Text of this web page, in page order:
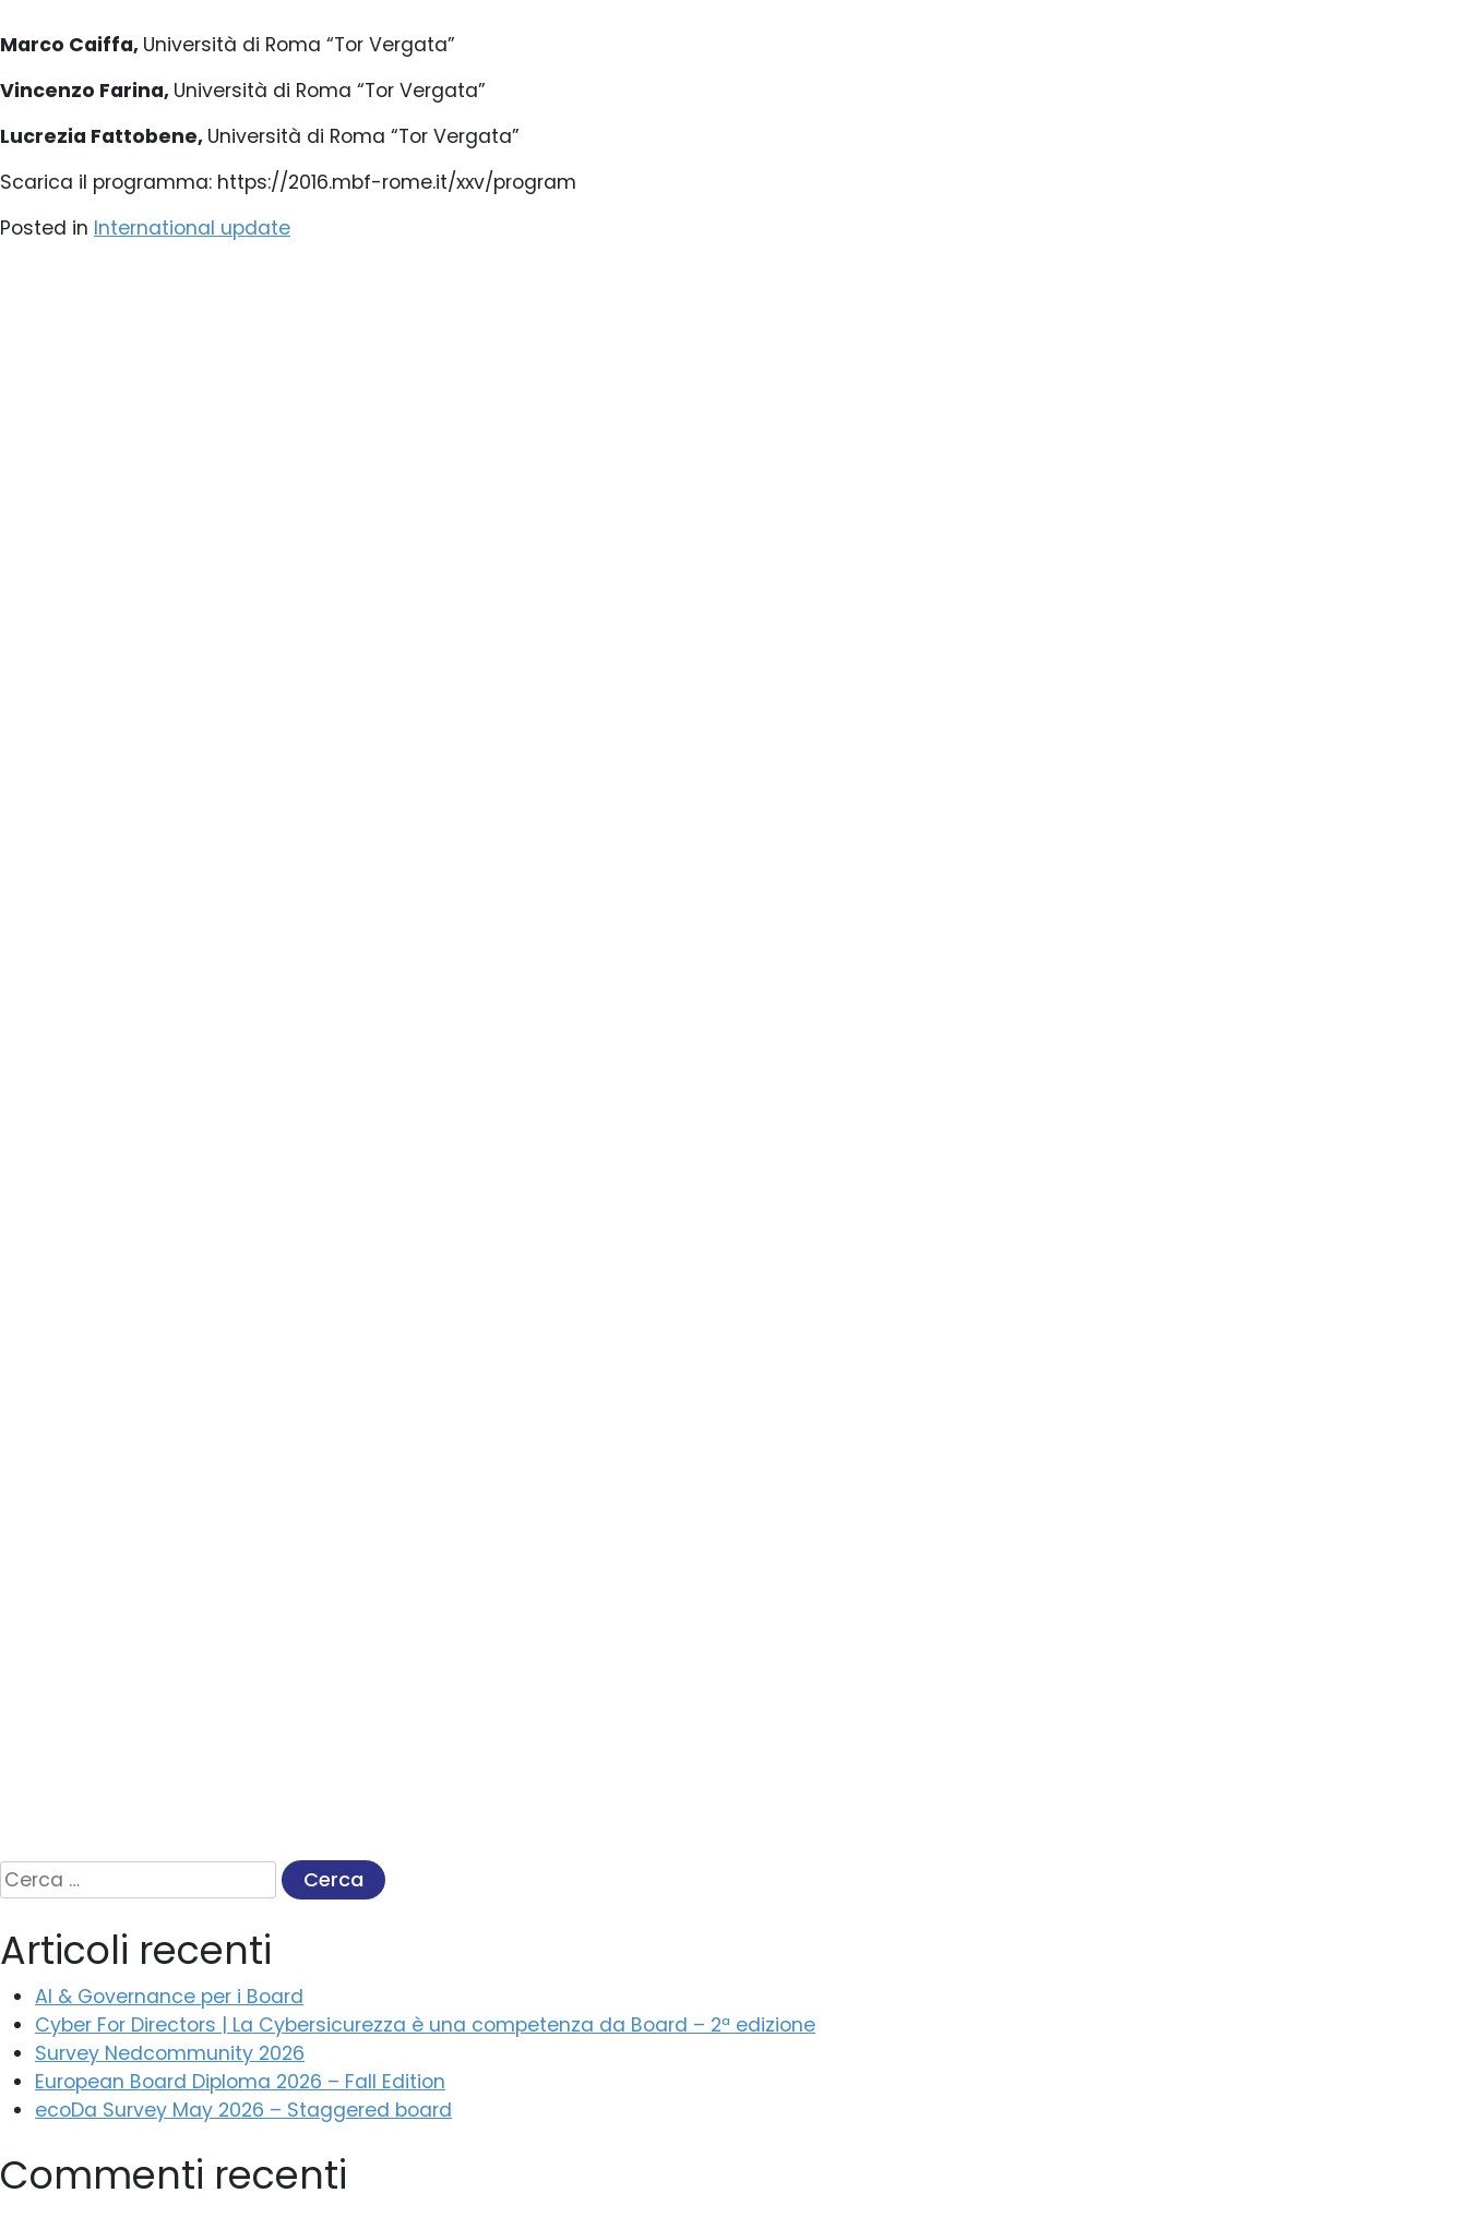
Marco Caiffa, Università di Roma “Tor Vergata”
Vincenzo Farina, Università di Roma “Tor Vergata”
Lucrezia Fattobene, Università di Roma “Tor Vergata”
Scarica il programma: https://2016.mbf-rome.it/xxv/program
Posted in International update
Ricerca
per:
Articoli recenti
AI & Governance per i Board
Cyber For Directors | La Cybersicurezza è una competenza da Board – 2ª edizione
Survey Nedcommunity 2026
European Board Diploma 2026 – Fall Edition
ecoDa Survey May 2026 – Staggered board
Commenti recenti